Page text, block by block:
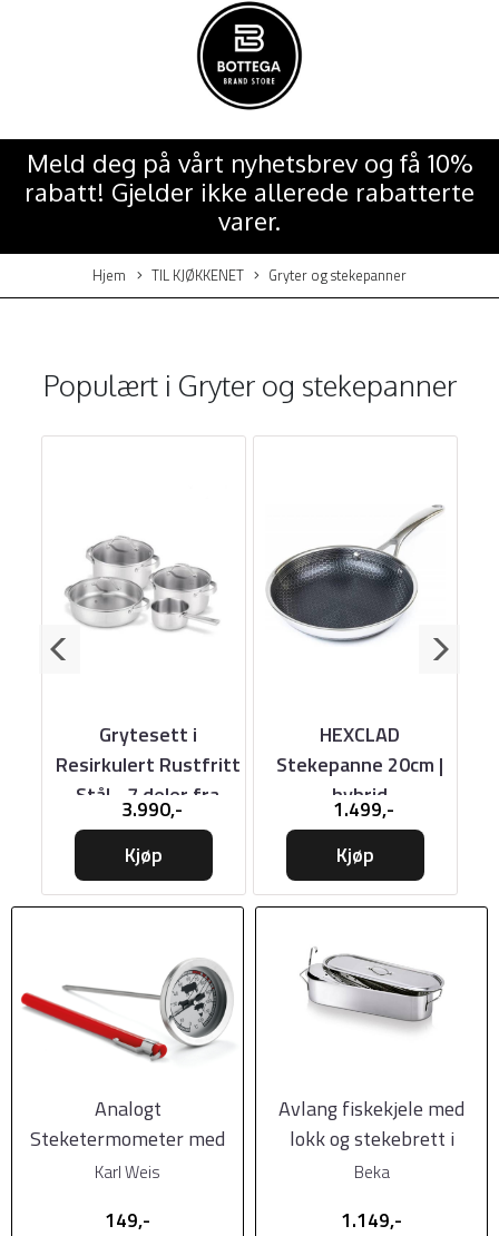
Meld deg på vårt nyhetsbrev og få 10%
rabatt! Gjelder ikke allerede rabatterte
varer.
Hjem TIL KJØKKENET Gryter og stekepanner
Populært i Gryter og stekepanner
Grytesett i
Resirkulert Rustfritt
Stål - 7 deler fra
BEKA
3.990,-
Kjøp
HEXCLAD
Stekepanne 20cm |
hybrid
1.499,-
Kjøp
Analogt
Steketermometer med
beskytter for nål fra
Karl Weis
149,-
Avlang fiskekjele med
lokk og stekebrett i
rustfritt stål, ...
Beka
1.149,-